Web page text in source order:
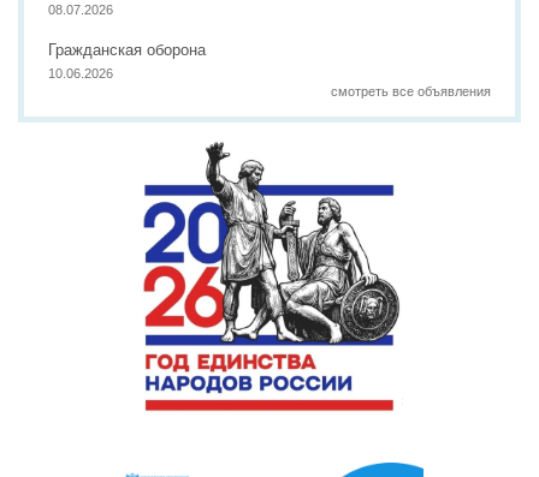
08.07.2026
Гражданская оборона
10.06.2026
смотреть все объявления